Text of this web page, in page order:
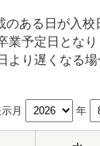
のある日が入校
業予定日とな
より遅くなる
月 年